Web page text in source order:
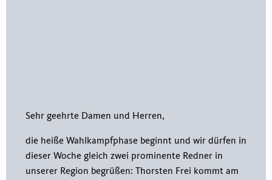
Sehr geehrte Damen und Herren,
die heiße Wahlkampfphase beginnt und wir dürfen in
dieser Woche gleich zwei prominente Redner in
unserer Region begrüßen: Thorsten Frei kommt am